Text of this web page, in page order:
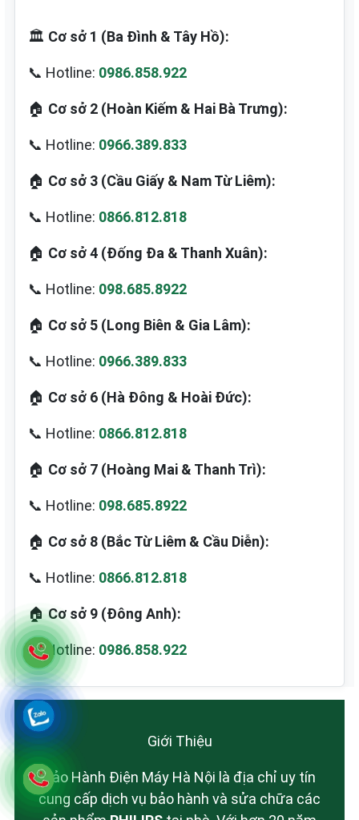
🏛️ Cơ sở 1 (Ba Đình & Tây Hồ):
📞 Hotline: 0986.858.922
🏠 Cơ sở 2 (Hoàn Kiếm & Hai Bà Trưng):
📞 Hotline: 0966.389.833
🏠 Cơ sở 3 (Cầu Giấy & Nam Từ Liêm):
📞 Hotline: 0866.812.818
🏠 Cơ sở 4 (Đống Đa & Thanh Xuân):
📞 Hotline: 098.685.8922
🏠 Cơ sở 5 (Long Biên & Gia Lâm):
📞 Hotline: 0966.389.833
🏠 Cơ sở 6 (Hà Đông & Hoài Đức):
📞 Hotline: 0866.812.818
🏠 Cơ sở 7 (Hoàng Mai & Thanh Trì):
📞 Hotline: 098.685.8922
🏠 Cơ sở 8 (Bắc Từ Liêm & Cầu Diễn):
📞 Hotline: 0866.812.818
🏠Cơ sở 9 (Đông Anh):
📞 Hotline: 0986.858.922
Giới Thiệu
Bảo Hành Điện Máy Hà Nội là địa chỉ uy tín
cung cấp dịch vụ bảo hành và sửa chữa các